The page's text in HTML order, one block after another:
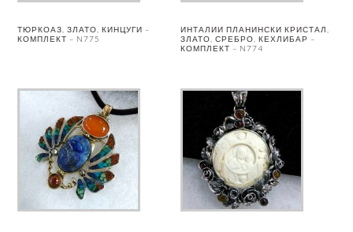
ТЮРКОАЗ, ЗЛАТО, КИНЦУГИ –
КОМПЛЕКТ – N775
ИНТАЛИИ ПЛАНИНСКИ КРИСТАЛ,
ЗЛАТО, СРЕБРО, КЕХЛИБАР –
КОМПЛЕКТ – N774